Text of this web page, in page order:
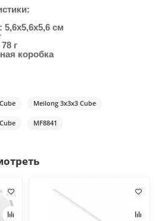
5,6x5,6x5,6 см
г
коробка
Meilong 3x3x3 Cube
MF8841